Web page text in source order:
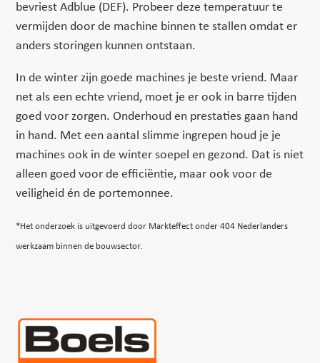
bevriest Adblue (DEF). Probeer deze temperatuur te
vermijden door de machine binnen te stallen omdat er
anders storingen kunnen ontstaan.
In de winter zijn goede machines je beste vriend. Maar
net als een echte vriend, moet je er ook in barre tijden
goed voor zorgen. Onderhoud en prestaties gaan hand
in hand. Met een aantal slimme ingrepen houd je je
machines ook in de winter soepel en gezond. Dat is niet
alleen goed voor de efficiëntie, maar ook voor de
veiligheid én de portemonnee.
*Het onderzoek is uitgevoerd door Markteffect onder 404 Nederlanders
werkzaam binnen de bouwsector.